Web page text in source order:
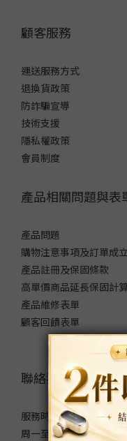
顧客服務
運送服務方式
退換貨政策
防詐騙宣導
技術支援
隱私權政策
會員制度
產品相關問題與表
產品問題
購物注意事項及訂單成
產品註冊及保固條款
高單價商品延長保固計
產品維修表單
顧客回饋表單
聯絡我們
服務時間：
周一至周五 9:00～